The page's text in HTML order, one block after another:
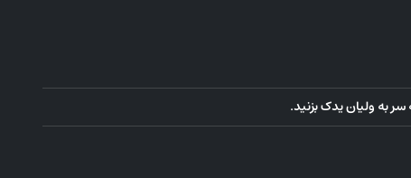
به ولیان یدک بزنید.